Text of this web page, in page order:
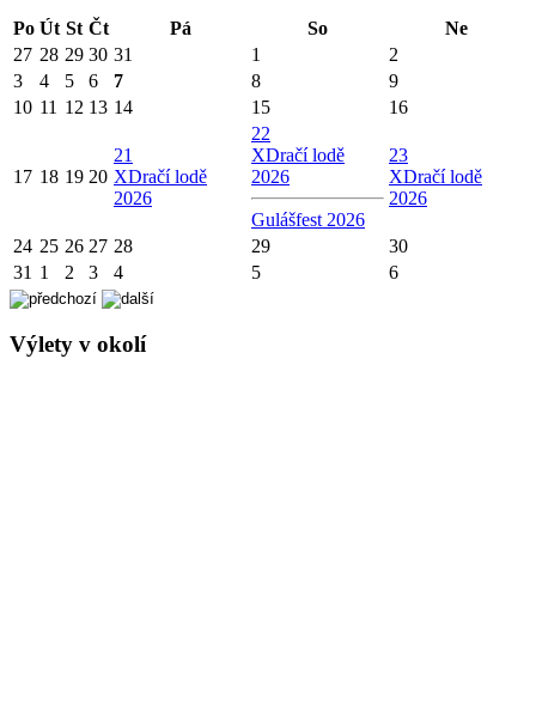
Po Út St Čt Pá So
Ne
27 28 29 30 31 1
2
3
4 5 6 7 8
9
10 11 12 13 14 15 16
17 18 19 20
21
XDračí lodě
2026
22
XDračí lodě
2026
Gulášfest 2026
23
XDračí lodě
2026
24 25 26 27 28 29
30
31 1 2 3 4 5 6
Výlety v okolí